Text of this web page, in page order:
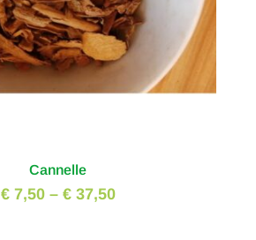
Cannelle
€ 7,50– € 37,50